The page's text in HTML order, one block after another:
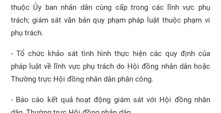
thuộc Ủy ban nhân dân cùng cấp trong các lĩnh vực phụ
trách; giám sát văn bản quy phạm pháp luật thuộc phạm vi
phụ trách.
- Tổ chức khảo sát tình hình thực hiện các quy định của
pháp luật về lĩnh vực phụ trách do Hội đồng nhân dân hoặc
Thường trực Hội đồng nhân dân phân công.
- Báo cáo kết quả hoạt động giám sát với Hội đồng nhân